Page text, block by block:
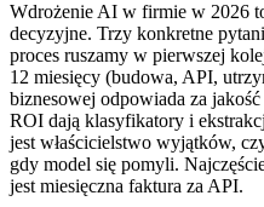
Wdrożenie AI w firmie w 2026
decyzyjne. Trzy konkretne
proces ruszamy w pierwszej
12 miesięcy (budowa, API,
biznesowej odpowiada za
ROI dają klasyfikatory i
jest właścicielstwo wyjątków,
gdy model się pomyli.
jest miesięczna faktura za API.